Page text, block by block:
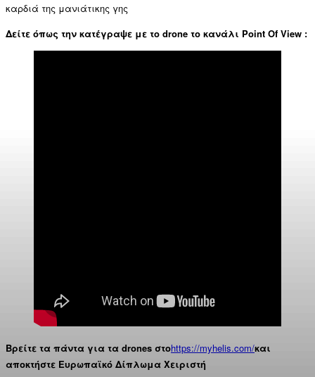
καρδιά της μανιάτικης γης
Δείτε όπως την κατέγραψε με το drone το κανάλι Point Of View :
Βρείτε τα πάντα για τα drones στοhttps://myhelis.com/και
αποκτήστε Ευρωπαϊκό Δίπλωμα Χειριστή